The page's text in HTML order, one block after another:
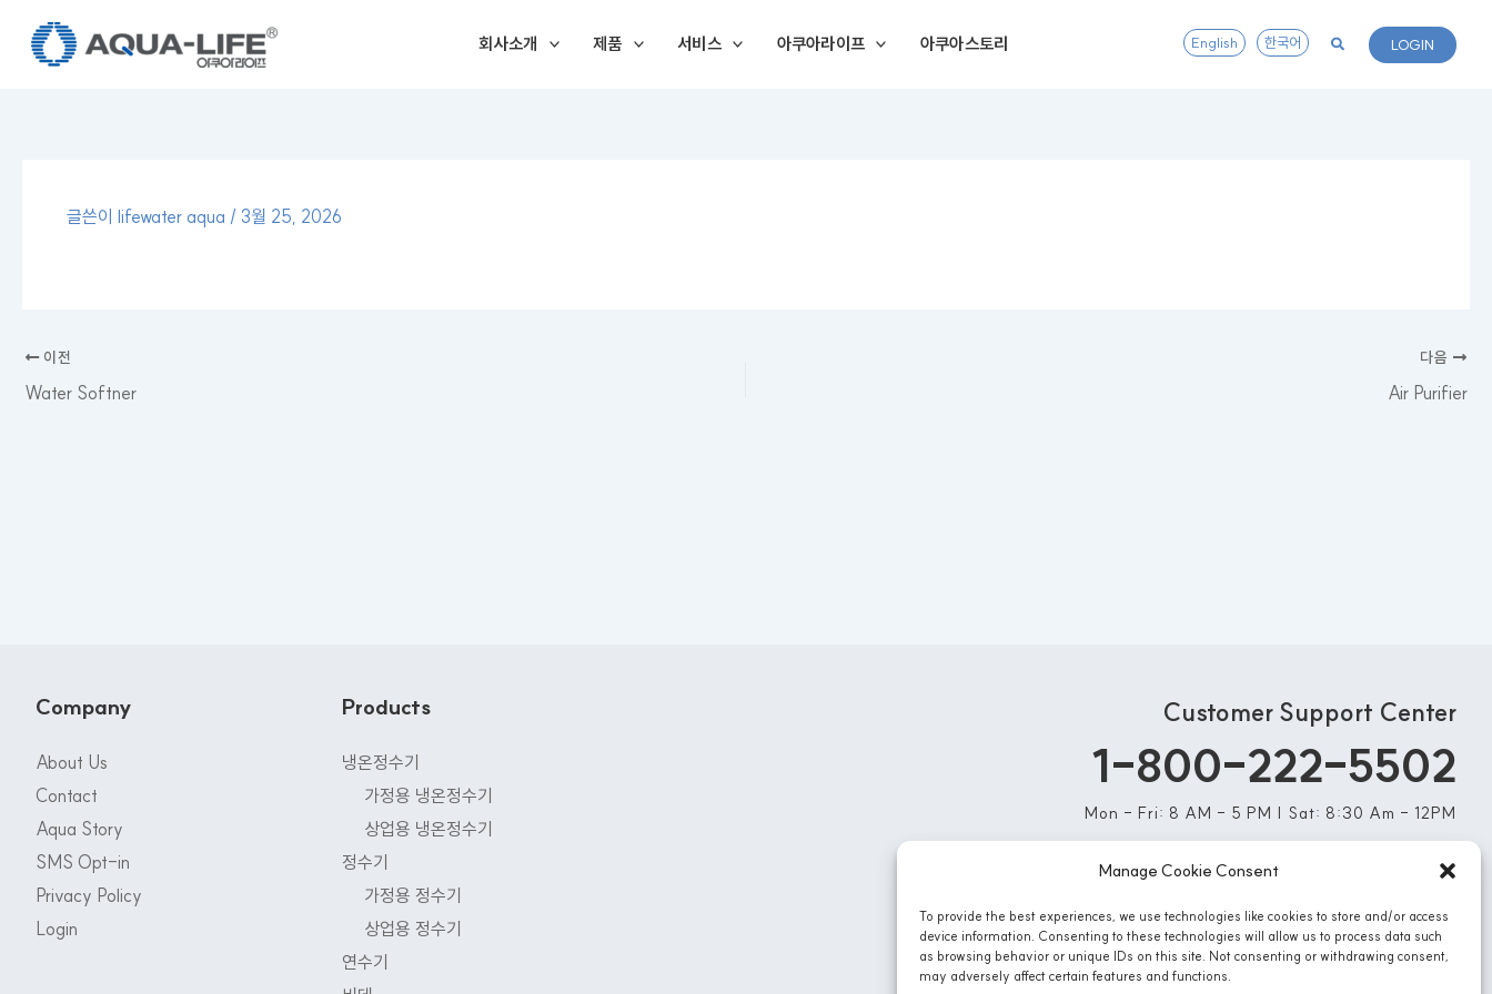
Manage Cookie Consent
To provide the best experiences, we use technologies like cookies to store and/or access
device information. Consenting to these technologies will allow us to process data such
as browsing behavior or unique IDs on this site. Not consenting or withdrawing consent,
may adversely affect certain features and functions.
회사소개 제품 서비스 아쿠아라이프 아쿠아스토리 English 한국어 LOGIN
글쓴이 lifewater aqua / 3월 25, 2026
이전
Water Softner
다음
Air Purifier
Company
About Us
Contact
Aqua Story
SMS Opt-in
Privacy Policy
Login
Products
냉온정수기
가정용 냉온정수기
상업용 냉온정수기
정수기
가정용 정수기
상업용 정수기
연수기
Customer Support Center
1-800-222-5502
Mon - Fri: 8 AM - 5 PM | Sat: 8:30 Am - 12PM